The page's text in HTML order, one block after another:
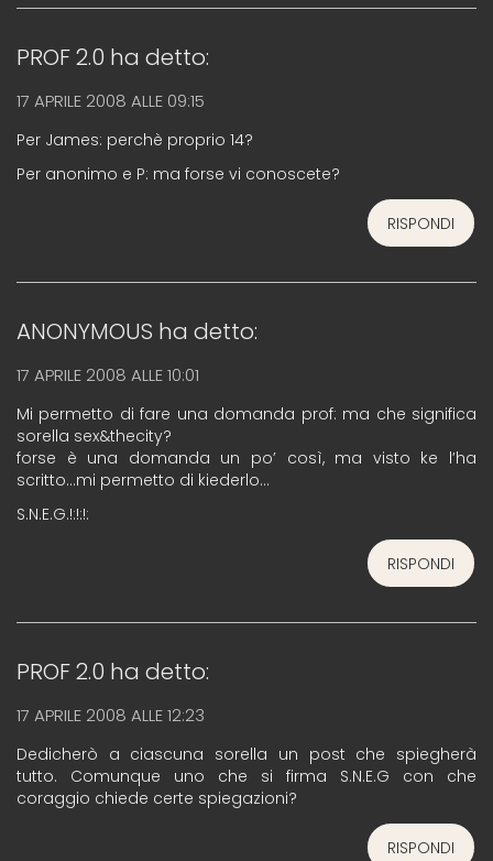
PROF 2.0 ha detto:
17 APRILE 2008 ALLE 09:15
Per James: perchè proprio 14?
Per anonimo e P: ma forse vi conoscete?
RISPONDI
ANONYMOUS ha detto:
17 APRILE 2008 ALLE 10:01
Mi permetto di fare una domanda prof: ma che significa
sorella sex&thecity?
forse è una domanda un po’ così, ma visto ke l’ha
scritto…mi permetto di kiederlo…
S.N.E.G.!:!:!:
RISPONDI
PROF 2.0 ha detto:
17 APRILE 2008 ALLE 12:23
Dedicherò a ciascuna sorella un post che spiegherà
tutto. Comunque uno che si firma S.N.E.G con che
coraggio chiede certe spiegazioni?
RISPONDI